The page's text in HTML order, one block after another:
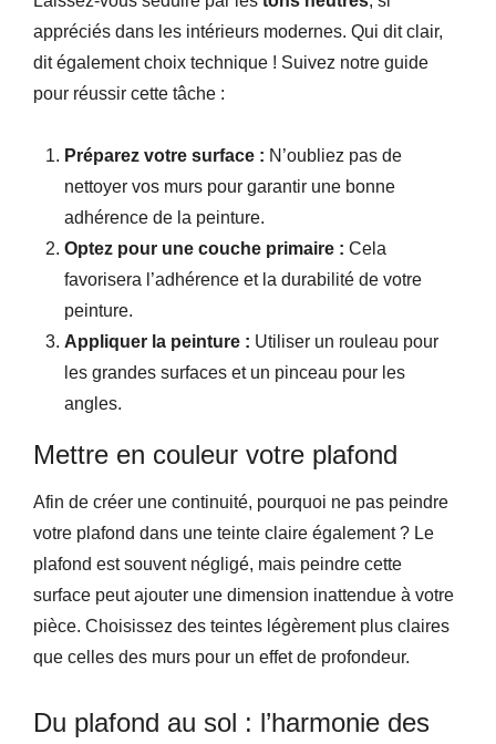
appréciés dans les intérieurs modernes. Qui dit clair,
dit également choix technique ! Suivez notre guide
pour réussir cette tâche :
Préparez votre surface : N’oubliez pas de
nettoyer vos murs pour garantir une bonne
adhérence de la peinture.
Optez pour une couche primaire : Cela
favorisera l’adhérence et la durabilité de votre
peinture.
Appliquer la peinture : Utiliser un rouleau pour
les grandes surfaces et un pinceau pour les
angles.
Mettre en couleur votre plafond
Afin de créer une continuité, pourquoi ne pas peindre
votre plafond dans une teinte claire également ? Le
plafond est souvent négligé, mais peindre cette
surface peut ajouter une dimension inattendue à votre
pièce. Choisissez des teintes légèrement plus claires
que celles des murs pour un effet de profondeur.
Du plafond au sol : l’harmonie des